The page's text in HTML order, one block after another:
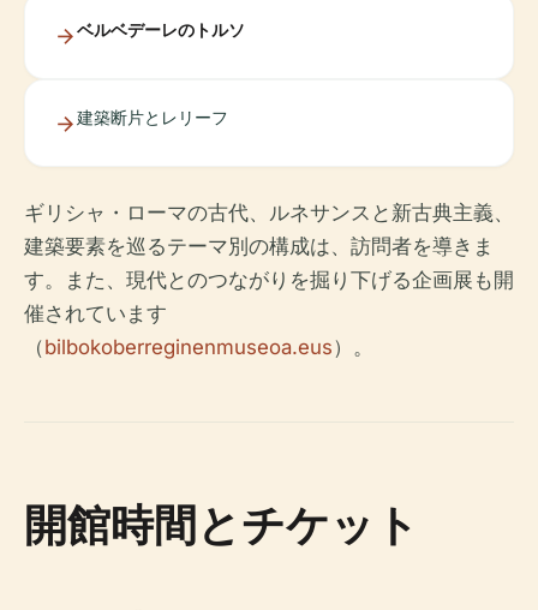
ベルベデーレのトルソ
建築断片とレリーフ
ギリシャ・ローマの古代、ルネサンスと新古典主義、
建築要素を巡るテーマ別の構成は、訪問者を導きま
す。また、現代とのつながりを掘り下げる企画展も開
催されています
（bilbokoberreginenmuseoa.eus）。
開館時間とチケット